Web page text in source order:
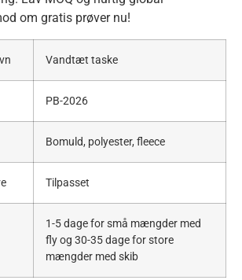
om gratis prøver nu!
Vandtæt taske
PB-2026
Bomuld, polyester, fleece
Tilpasset
1-5 dage for små mængder med
fly og 30-35 dage for store
mængder med skib